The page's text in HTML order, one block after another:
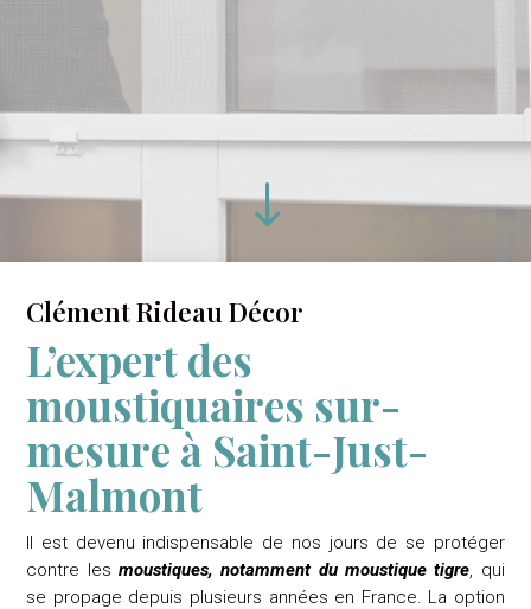
"
Clément Rideau Décor
L’expert des
moustiquaires sur-
mesure à Saint-Just-
Malmont
Il est devenu indispensable de nos jours de se protéger
contre lesmoustiques, notamment du moustique tigre, qui
se propage depuis plusieurs années en France. La option